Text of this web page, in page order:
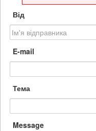
Від
E-mail
Тема
Message